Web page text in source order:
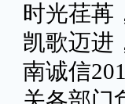
时光荏苒
凯歌迈进
南诚信